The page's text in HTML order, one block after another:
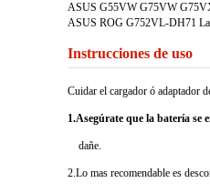
ASUS G55VW G75VW
ASUS ROG G752VL-DH71
Instrucciones de uso
Cuidar el cargador ó adaptador
1.Asegúrate que la batería se
dañe.
2.Lo mas recomendable es